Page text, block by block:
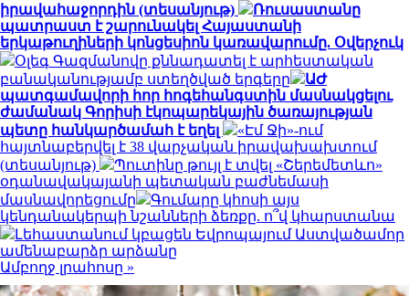
իրավահաջորդին (տեսանյութ)
Ռուսաստանը
պատրաստ է շարունակել Հայաստանի
երկաթուղիների կոնցեսիոն կառավարումը. Օվերչուկ
Օլեգ Գազմանովը քննադատել է արհեստական
բանականությամբ ստեղծված երգերը
ԱԺ
պատգամավորի հոր հոգեհանգստին մասնակցելու
ժամանակ Գորիսի էկոպարեկային ծառայության
պետը հանկարծամահ է եղել
«Էմ Ջի»-ում
հայտնաբերվել է 38 վարչական իրավախախտում
(տեսանյութ)
Պուտինը թույլ է տվել «Շերեմետևո»
օդանավակայանի պետական բաժնեմասի
մասնավորեցումը
Գումարը կհոսի այս
կենդանակերպի նշանների ձեռքը. ո՞վ կհարստանա
Լեհաստանում կբացեն Եվրոպայում Աստվածամոր
ամենաբարձր արձանը
Ամբողջ լրահոսը »